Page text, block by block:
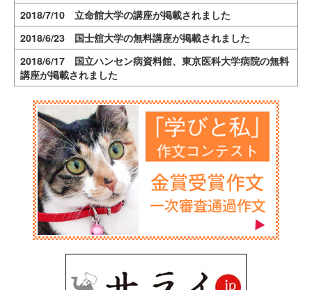
2018/7/10 立命館大学の講座が掲載されました
2018/6/23 国士舘大学の無料講座が掲載されました
2018/6/17 国立ハンセン病資料館、東京医科大学病院の無料
講座が掲載されました